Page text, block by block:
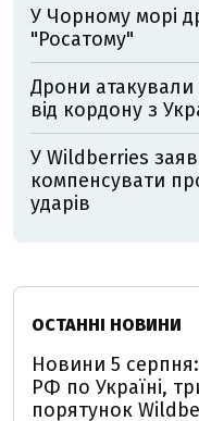
У Чорному морі
"Росатому"
Дрони атакували
від кордону з
У Wildberries
компенсувати
ударів
ОСТАННІ НОВИНИ
Новини 5 серпня:
РФ по Україні,
порятунок